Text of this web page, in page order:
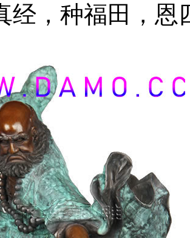
，种福田，恩